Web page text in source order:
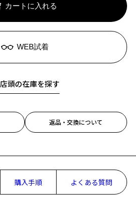
カートに入れる
WEB試着
店頭の在庫を探す
返品・交換について
購入手順 よくある質問